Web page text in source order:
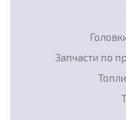
Запчасти по